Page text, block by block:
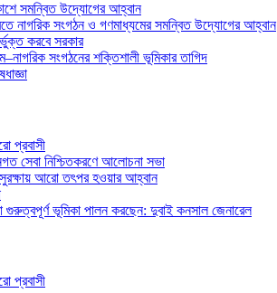
সমন্বিত উদ্যোগের আহ্বান
নাগরিক সংগঠন ও গণমাধ্যমের সমন্বিত উদ্যোগের আহ্বান
করবে সরকার
সংগঠনের শক্তিশালী ভূমিকার তাগিদ
প্রবাসী
সেবা নিশ্চিতকরণে আলোচনা সভা
সুরক্ষায় আরো তৎপর হওয়ার আহ্বান
গুরুত্বপূর্ণ ভূমিকা পালন করছেন: দুবাই কনসাল জেনারেল
প্রবাসী